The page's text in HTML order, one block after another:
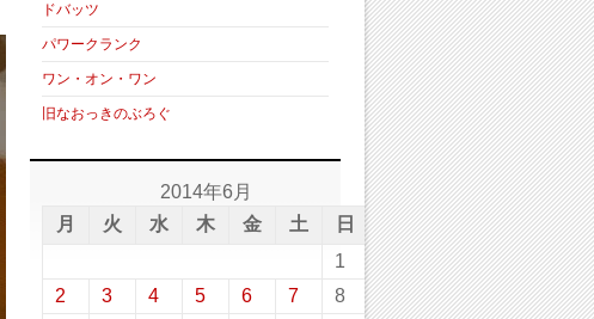
ドバッツ
パワークランク
ワン・オン・ワン
旧なおっきのぶろぐ
2014年6月
月
火 水 木 金 土
日
1
2
3 4 5 6 7
8